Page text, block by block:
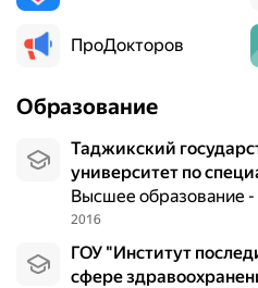
т
,
т
м
п
ПроДокторов
Образование
Таджикский государственный медицинский
университет по
Высшее образование
2016
ГОУ "Институт последипломного образования в
сфере